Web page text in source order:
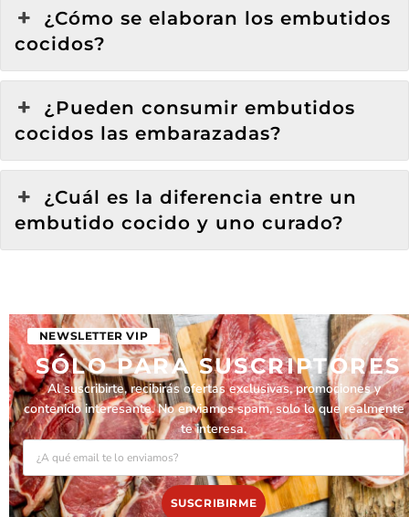
¿Cómo se elaboran los embutidos
cocidos?
¿Pueden consumir embutidos
cocidos las embarazadas?
¿Cuál es la diferencia entre un
embutido cocido y uno curado?
NEWSLETTER VIP
SÓLO PARA SUSCRIPTORES
Al suscribirte, recibirás ofertas exclusivas, promociones y
contenido interesante. No enviamos spam, solo lo que realmente
te interesa.
EMAIL
SUSCRIBIRME